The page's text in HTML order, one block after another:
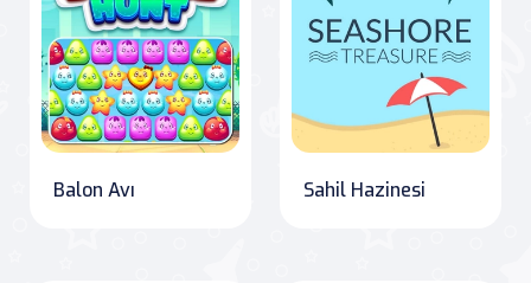
Balon Avı Sahil Hazinesi